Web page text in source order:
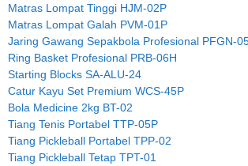
Matras Lompat Tinggi HJM-02P
Matras Lompat Galah PVM-01P
Jaring Gawang Sepakbola Profesional PFGN-
Ring Basket Profesional PRB-06H
Starting Blocks SA-ALU-24
Catur Kayu Set Premium WCS-45P
Bola Medicine 2kg BT-02
Tiang Tenis Portabel TTP-05P
Tiang Pickleball Portabel TPP-02
Tiang Pickleball Tetap TPT-01